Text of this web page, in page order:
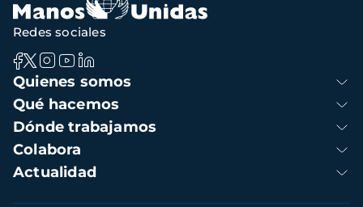
Navegación
principal
Quienes somos
Qué hacemos
Dónde trabajamos
Colabora
Actualidad
Redes sociales